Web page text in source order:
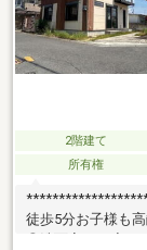
2階建て
所有権
徒歩5分お子様も